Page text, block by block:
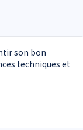
son bon
techniques et